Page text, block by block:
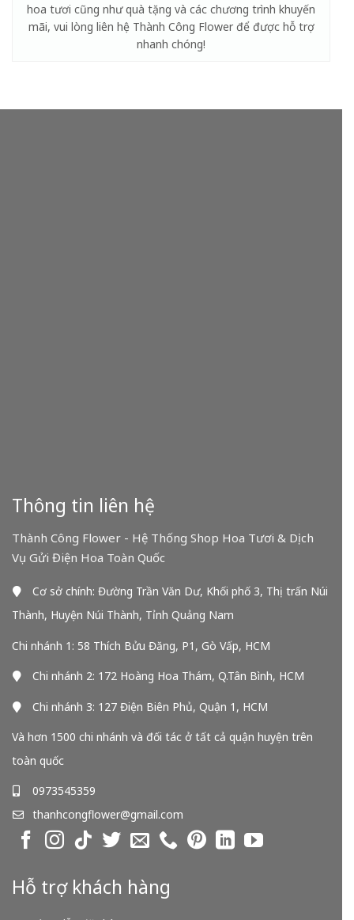
hoa tươi cũng như quà tặng và các chương trình khuyến
mãi, vui lòng liên hệ Thành Công Flower để được hỗ trợ
nhanh chóng!
Thông tin liên hệ
Thành Công Flower - Hệ Thống Shop Hoa Tươi & Dịch
Vụ Gửi Điện Hoa Toàn Quốc
Cơ sở chính: Đường Trần Văn Dư, Khối phố 3, Thị trấn Núi
Thành, Huyện Núi Thành, Tỉnh Quảng Nam
Chi nhánh 1: 58 Thích Bửu Đăng, P1, Gò Vấp, HCM
Chi nhánh 2: 172 Hoàng Hoa Thám, Q.Tân Bình, HCM
Chi nhánh 3: 127 Điện Biên Phủ, Quận 1, HCM
Và hơn 1500 chi nhánh và đối tác ở tất cả quận huyện trên
toàn quốc
0973545359
thanhcongflower@gmail.com
Hỗ trợ khách hàng